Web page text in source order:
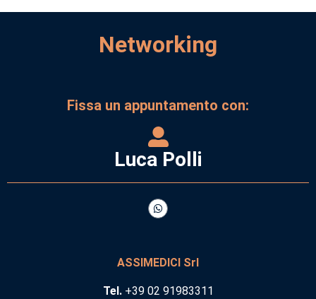
Networking
Fissa un appuntamento con:
Luca Polli
ASSIMEDICI Srl
Tel.+39 02 91983311